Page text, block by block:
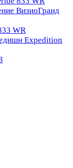
ВизиоГранд
WR
Expedition